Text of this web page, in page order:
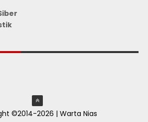
©2014-2026 | Warta Nias